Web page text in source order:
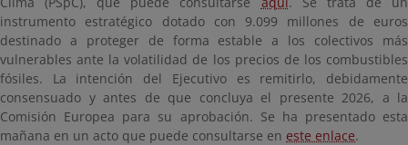
instrumento estratégico dotado con 9.099 millones de euros
destinado a proteger de forma estable a los colectivos más
vulnerables ante la volatilidad de los precios de los combustibles
fósiles. La intención del Ejecutivo es remitirlo, debidamente
consensuado y antes de que concluya el presente 2026, a la
Comisión Europea para su aprobación. Se ha presentado esta
mañana en un acto que puede consultarse en este enlace.